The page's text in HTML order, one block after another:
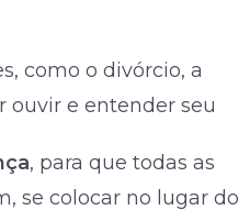
como o divórcio, a
ouvir e entender seu
, para que todas as
se colocar no lugar do